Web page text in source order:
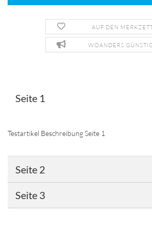
AUF DEN
WOANDERS
Seite 1
Testartikel Beschreibung Seite 1
Seite 2
Seite 3